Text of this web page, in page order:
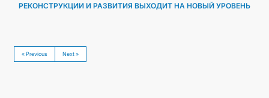
РЕКОНСТРУКЦИИ И РАЗВИТИЯ ВЫХОДИТ НА НОВЫЙ УРОВЕНЬ
« Previous Next »